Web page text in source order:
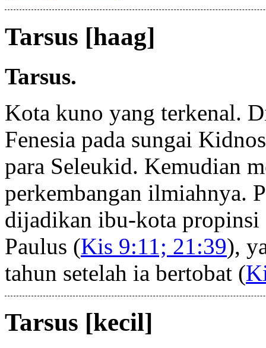
Tarsus [haag]
Tarsus.
Kota kuno yang terkenal.
Fenesia pada sungai
para Seleukid. Kemudian
perkembangan ilmiahnya.
dijadikan ibu-kota
Paulus (Kis 9:11; 21:39),
tahun setelah ia bertobat (
Tarsus [kecil]